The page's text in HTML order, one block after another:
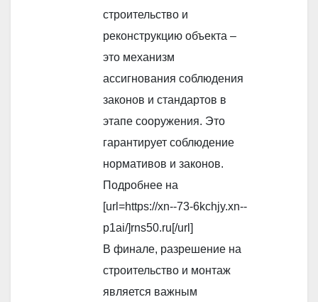
строительство и
реконструкцию объекта –
это механизм
ассигнования соблюдения
законов и стандартов в
этапе сооружения. Это
гарантирует соблюдение
нормативов и законов.
Подробнее на
[url=https://xn--73-6kchjy.xn--
p1ai/]rns50.ru[/url]
В финале, разрешение на
строительство и монтаж
является важным